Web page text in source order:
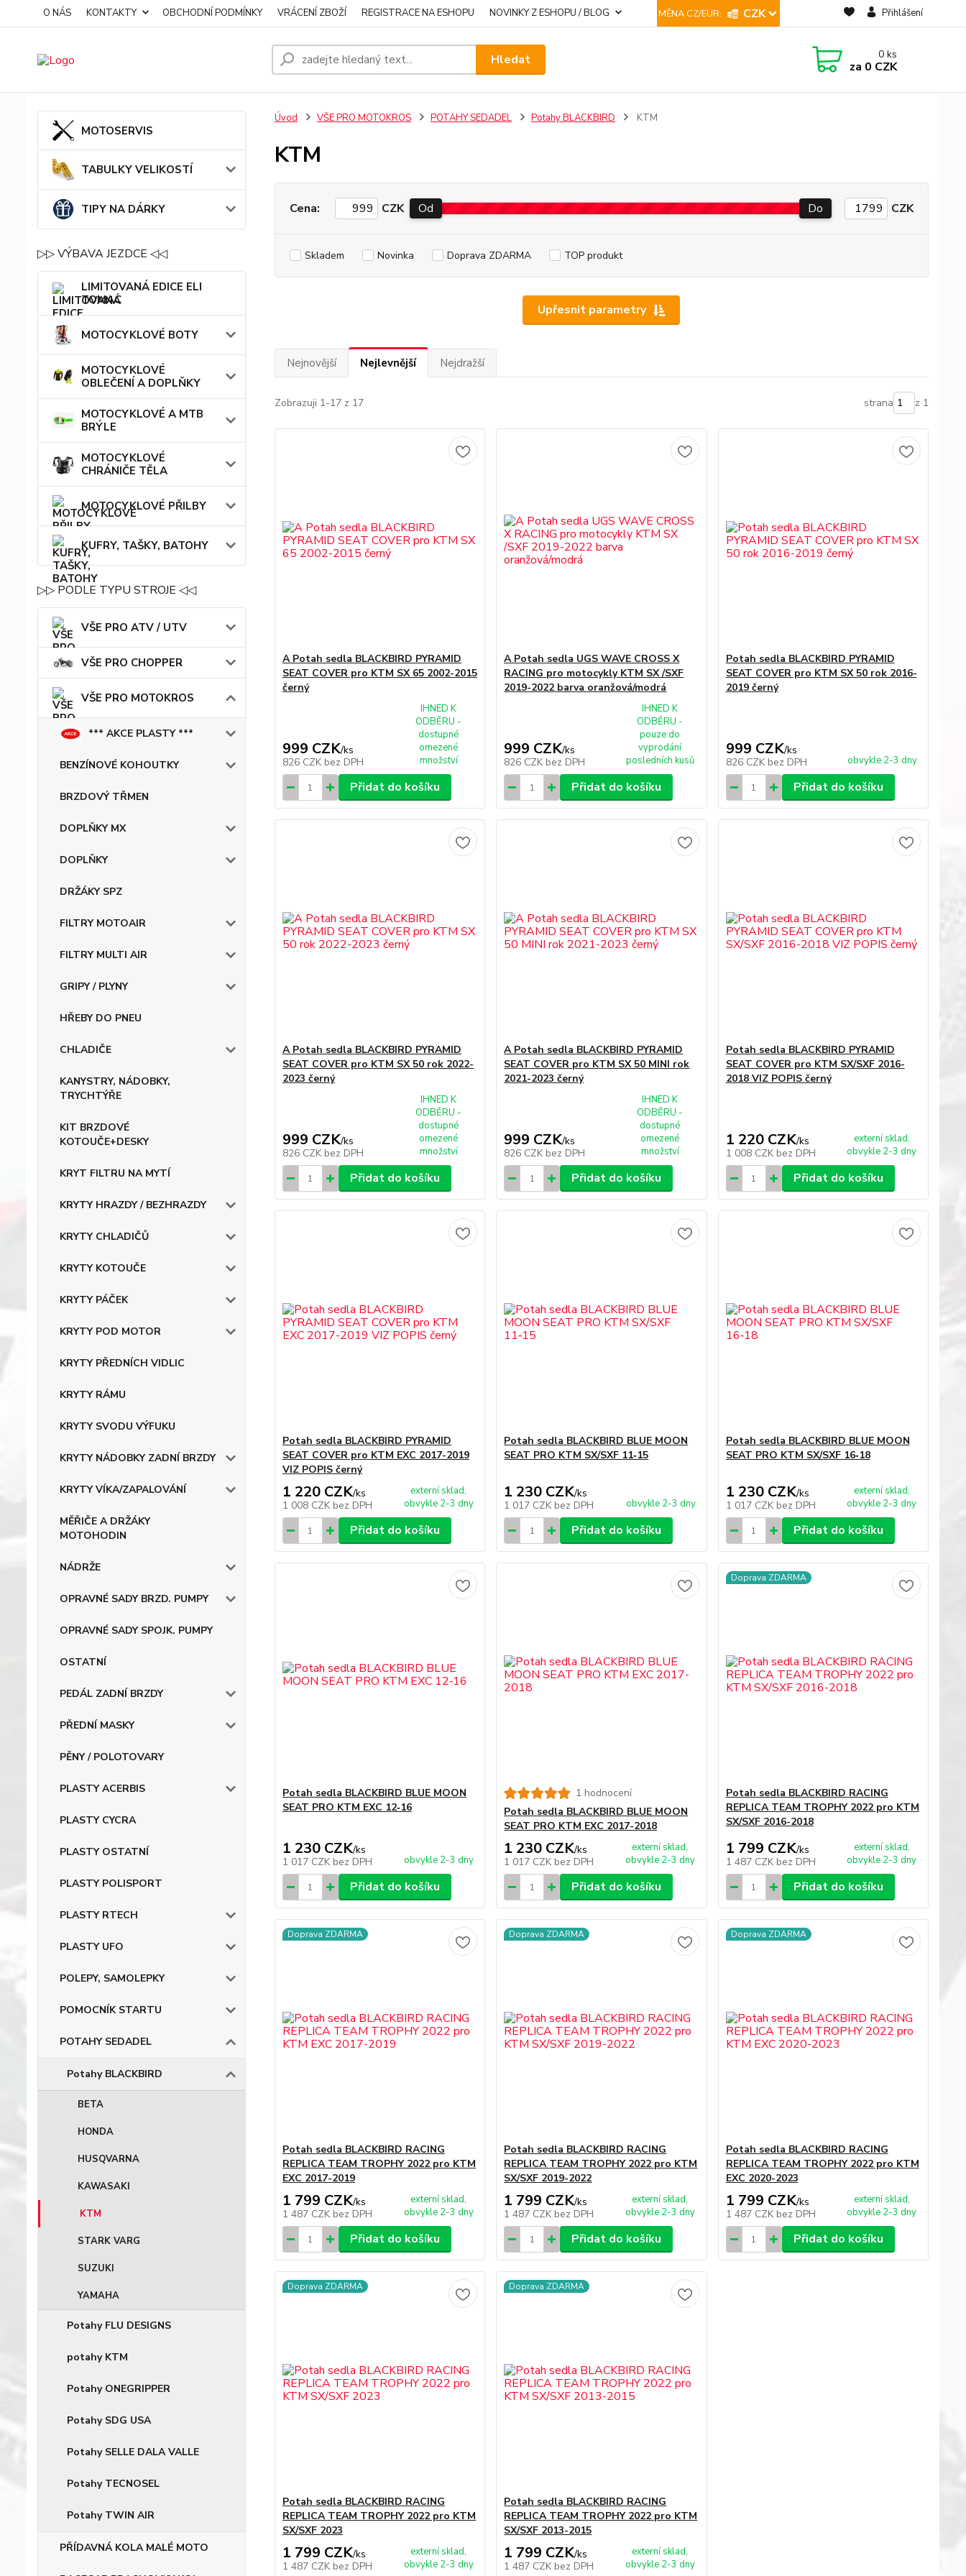
O NÁS KONTAKTY OBCHODNÍ PODMÍNKY VRÁCENÍ ZBOŽÍ REGISTRACE NA ESHOPU NOVINKY Z ESHOPU / BLOG CZK Přihlášení
Hledat 0 ks
za 0 CZK
MOTOSERVIS
TABULKY VELIKOSTÍ
TIPY NA DÁRKY
▷▷ VÝBAVA JEZDCE ◁◁
LIMITOVANÁ EDICE ELI
TOMAC
MOTOCYKLOVÉ BOTY
MOTOCYKLOVÉ
OBLEČENÍ A DOPLŇKY
MOTOCYKLOVÉ A MTB
BRÝLE
MOTOCYKLOVÉ
CHRÁNIČE TĚLA
MOTOCYKLOVÉ PŘILBY
KUFRY, TAŠKY, BATOHY
▷▷ PODLE TYPU STROJE ◁◁
VŠE PRO ATV / UTV
VŠE PRO CHOPPER
VŠE PRO MOTOKROS
*** AKCE PLASTY ***
BENZÍNOVÉ KOHOUTKY
BRZDOVÝ TŘMEN
DOPLŇKY MX
DOPLŇKY
DRŽÁKY SPZ
FILTRY MOTOAIR
FILTRY MULTI AIR
GRIPY / PLYNY
HŘEBY DO PNEU
CHLADIČE
KANYSTRY, NÁDOBKY,
TRYCHTÝŘE
KIT BRZDOVÉ
KOTOUČE+DESKY
KRYT FILTRU NA MYTÍ
KRYTY HRAZDY / BEZHRAZDY
KRYTY CHLADIČŮ
KRYTY KOTOUČE
KRYTY PÁČEK
KRYTY POD MOTOR
KRYTY PŘEDNÍCH VIDLIC
KRYTY RÁMU
KRYTY SVODU VÝFUKU
KRYTY NÁDOBKY ZADNÍ BRZDY
KRYTY VÍKA/ZAPALOVÁNÍ
MĚŘIČE A DRŽÁKY
MOTOHODIN
NÁDRŽE
OPRAVNÉ SADY BRZD. PUMPY
OPRAVNÉ SADY SPOJK. PUMPY
OSTATNÍ
PEDÁL ZADNÍ BRZDY
PŘEDNÍ MASKY
PĚNY / POLOTOVARY
PLASTY ACERBIS
PLASTY CYCRA
PLASTY OSTATNÍ
PLASTY POLISPORT
PLASTY RTECH
PLASTY UFO
POLEPY, SAMOLEPKY
POMOCNÍK STARTU
POTAHY SEDADEL
Potahy BLACKBIRD
BETA
HONDA
HUSQVARNA
KAWASAKI
KTM
STARK VARG
SUZUKI
YAMAHA
Potahy FLU DESIGNS
potahy KTM
Potahy ONEGRIPPER
Potahy SDG USA
Potahy SELLE DALA VALLE
Potahy TECNOSEL
Potahy TWIN AIR
PŘÍDAVNÁ KOLA MALÉ MOTO
Úvod VŠE PRO MOTOKROS POTAHY SEDADEL Potahy BLACKBIRD KTM
KTM
Upřesnit parametry
Cena: CZK Od Do CZK
Skladem Novinka Doprava ZDARMA TOP produkt
Nejnovější Nejlevnější Nejdražší
Zobrazuji 1-17 z 17 strana z 1
A Potah sedla BLACKBIRD PYRAMID
SEAT COVER pro KTM SX 65 2002-2015
černý
999 CZK/ks
826 CZK bez DPH
IHNED K
ODBĚRU -
dostupné
omezené
množství
Přidat do košíku
A Potah sedla UGS WAVE CROSS X
RACING pro motocykly KTM SX /SXF
2019-2022 barva oranžová/modrá
999 CZK/ks
826 CZK bez DPH
IHNED K
ODBĚRU -
pouze do
vyprodání
posledních kusů
Přidat do košíku
Potah sedla BLACKBIRD PYRAMID
SEAT COVER pro KTM SX 50 rok 2016-
2019 černý
999 CZK/ks
826 CZK bez DPH obvykle 2-3 dny
Přidat do košíku
A Potah sedla BLACKBIRD PYRAMID
SEAT COVER pro KTM SX 50 rok 2022-
2023 černý
999 CZK/ks
826 CZK bez DPH
IHNED K
ODBĚRU -
dostupné
omezené
množství
Přidat do košíku
A Potah sedla BLACKBIRD PYRAMID
SEAT COVER pro KTM SX 50 MINI rok
2021-2023 černý
999 CZK/ks
826 CZK bez DPH
IHNED K
ODBĚRU -
dostupné
omezené
množství
Přidat do košíku
Potah sedla BLACKBIRD PYRAMID
SEAT COVER pro KTM SX/SXF 2016-
2018 VIZ POPIS černý
1 220 CZK/ks
1 008 CZK bez DPH
externí sklad,
obvykle 2-3 dny
Přidat do košíku
Potah sedla BLACKBIRD PYRAMID
SEAT COVER pro KTM EXC 2017-2019
VIZ POPIS černý
1 220 CZK/ks
1 008 CZK bez DPH
externí sklad,
obvykle 2-3 dny
Přidat do košíku
Potah sedla BLACKBIRD BLUE MOON
SEAT PRO KTM SX/SXF 11‑15
1 230 CZK/ks
1 017 CZK bez DPH obvykle 2-3 dny
Přidat do košíku
Potah sedla BLACKBIRD BLUE MOON
SEAT PRO KTM SX/SXF 16‑18
1 230 CZK/ks
1 017 CZK bez DPH
externí sklad,
obvykle 2-3 dny
Přidat do košíku
Potah sedla BLACKBIRD BLUE MOON
SEAT PRO KTM EXC 12‑16
1 230 CZK/ks
1 017 CZK bez DPH obvykle 2-3 dny
Přidat do košíku
1 hodnocení
Potah sedla BLACKBIRD BLUE MOON
SEAT PRO KTM EXC 2017-2018
1 230 CZK/ks
1 017 CZK bez DPH
externí sklad,
obvykle 2-3 dny
Přidat do košíku
Doprava ZDARMA
Potah sedla BLACKBIRD RACING
REPLICA TEAM TROPHY 2022 pro KTM
SX/SXF 2016-2018
1 799 CZK/ks
1 487 CZK bez DPH
externí sklad,
obvykle 2-3 dny
Přidat do košíku
Doprava ZDARMA
Potah sedla BLACKBIRD RACING
REPLICA TEAM TROPHY 2022 pro KTM
EXC 2017-2019
1 799 CZK/ks
1 487 CZK bez DPH
externí sklad,
obvykle 2-3 dny
Přidat do košíku
Doprava ZDARMA
Potah sedla BLACKBIRD RACING
REPLICA TEAM TROPHY 2022 pro KTM
SX/SXF 2019-2022
1 799 CZK/ks
1 487 CZK bez DPH
externí sklad,
obvykle 2-3 dny
Přidat do košíku
Doprava ZDARMA
Potah sedla BLACKBIRD RACING
REPLICA TEAM TROPHY 2022 pro KTM
EXC 2020-2023
1 799 CZK/ks
1 487 CZK bez DPH
externí sklad,
obvykle 2-3 dny
Přidat do košíku
Doprava ZDARMA
Potah sedla BLACKBIRD RACING
REPLICA TEAM TROPHY 2022 pro KTM
SX/SXF 2023
1 799 CZK/ks
1 487 CZK bez DPH
externí sklad,
obvykle 2-3 dny
Doprava ZDARMA
Potah sedla BLACKBIRD RACING
REPLICA TEAM TROPHY 2022 pro KTM
SX/SXF 2013-2015
1 799 CZK/ks
1 487 CZK bez DPH
externí sklad,
obvykle 2-3 dny